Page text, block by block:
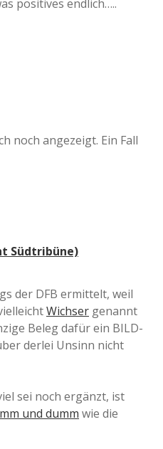
positives endlich…..
noch angezeigt. Ein Fall
Südtribüne)
der DFB ermittelt, weil
Wichser genannt
Beleg dafür ein BILD-
derlei Unsinn nicht
sei noch ergänzt, ist
und dumm wie die